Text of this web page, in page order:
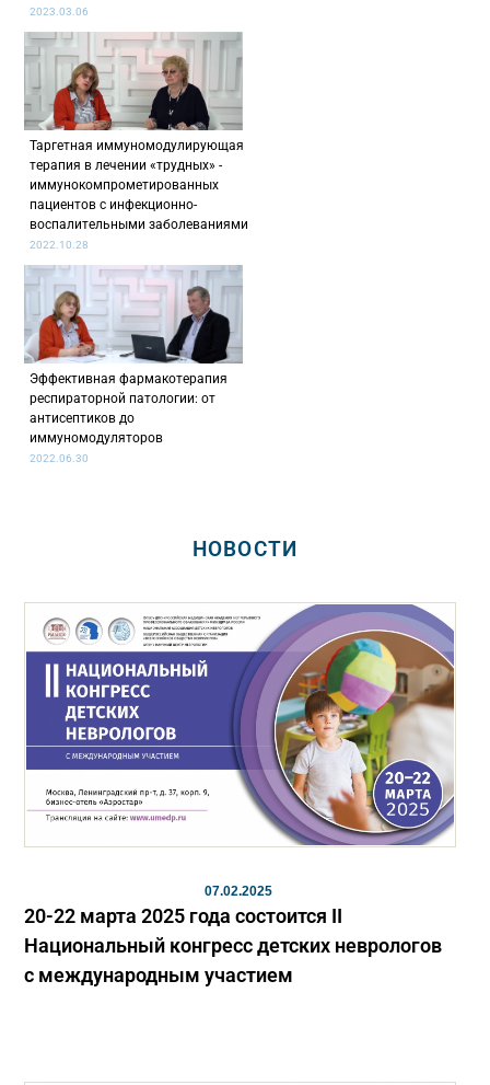
2023.03.06
Таргетная иммуномодулирующая
терапия в лечении «трудных» -
иммунокомпрометированных
пациентов с инфекционно-
воспалительными заболеваниями
2022.10.28
Эффективная фармакотерапия
респираторной патологии: от
антисептиков до
иммуномодуляторов
2022.06.30
НОВОСТИ
07.02.2025
20-22 марта 2025 года состоится II
Национальный конгресс детских неврологов
с международным участием